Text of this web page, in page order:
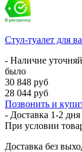
Стул-туалет для
- Наличие
было
30 848 руб
28 044 руб
Позвонить и
- Доставка 1-2 дня
При условии
Доставка без